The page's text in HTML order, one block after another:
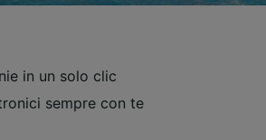
in un solo clic
sempre con te